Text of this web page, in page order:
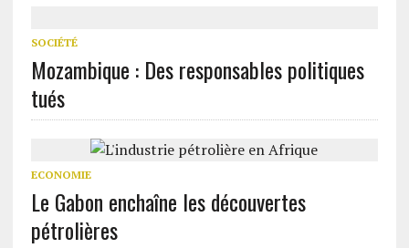
SOCIÉTÉ
Mozambique : Des responsables politiques
tués
ECONOMIE
Le Gabon enchaîne les découvertes
pétrolières